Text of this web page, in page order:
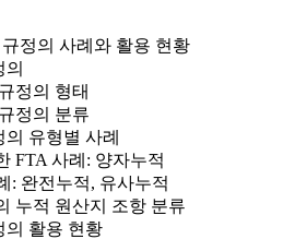
정의 사례와 활용 현황
의
정의 형태
정의 분류
유형별 사례
FTA 사례: 양자누적
: 완전누적, 유사누적
누적 원산지 조항 분류
의 활용 현황